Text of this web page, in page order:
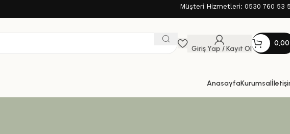
Müşteri Hizmetleri: 0530 760 53
Giriş Yap / Kayıt Ol
AnasayfaKurumsal